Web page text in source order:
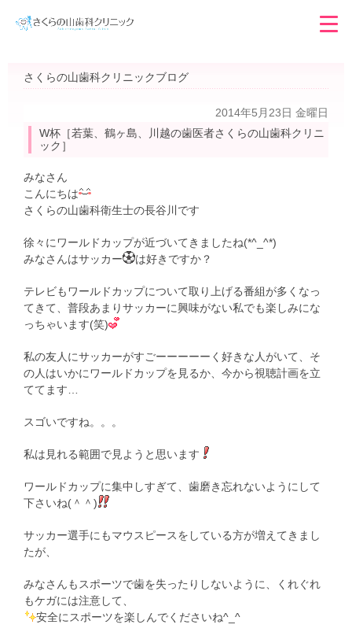
さくらの山歯科クリニックブログ
2014年5月23日 金曜日
W杯［若葉、鶴ヶ島、川越の歯医者さくらの山歯科クリニ
ック］
みなさん
こんにちは
さくらの山歯科衛生士の長谷川です
徐々にワールドカップが近づいてきましたね(*^_^*)
みなさんはサッカー
は好きですか？
テレビもワールドカップについて取り上げる番組が多くなっ
てきて、普段あまりサッカーに興味がない私でも楽しみにな
っちゃいます(笑)
私の友人にサッカーがすごーーーーーく好きな人がいて、そ
の人はいかにワールドカップを見るか、今から視聴計画を立
ててます…
スゴいですね。。。
私は見れる範囲で見ようと思います
ワールドカップに集中しすぎて、歯磨き忘れないようにして
下さいね(＾＾)
サッカー選手にもマウスピースをしている方が増えてきまし
たが、
みなさんもスポーツで歯を失ったりしないように、くれぐれ
もケガには注意して、
安全にスポーツを楽しんでくださいね^_^